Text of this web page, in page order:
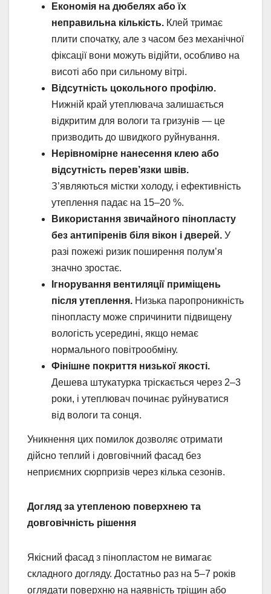
Економія на дюбелях або їх
неправильна кількість. Клей тримає
плити спочатку, але з часом без механічної
фіксації вони можуть відійти, особливо на
висоті або при сильному вітрі.
Відсутність цокольного профілю.
Нижній край утеплювача залишається
відкритим для вологи та гризунів — це
призводить до швидкого руйнування.
Нерівномірне нанесення клею або
відсутність перев’язки швів.
З’являються містки холоду, і ефективність
утеплення падає на 15–20 %.
Використання звичайного пінопласту
без антипіренів біля вікон і дверей. У
разі пожежі ризик поширення полум’я
значно зростає.
Ігнорування вентиляції приміщень
після утеплення. Низька паропроникність
пінопласту може спричинити підвищену
вологість усередині, якщо немає
нормального повітрообміну.
Фінішне покриття низької якості.
Дешева штукатурка тріскається через 2–3
роки, і утеплювач починає руйнуватися
від вологи та сонця.
Уникнення цих помилок дозволяє отримати
дійсно теплий і довговічний фасад без
неприємних сюрпризів через кілька сезонів.
Догляд за утепленою поверхнею та
довговічність рішення
Якісний фасад з пінопластом не вимагає
складного догляду. Достатньо раз на 5–7 років
оглядати поверхню на наявність тріщин або